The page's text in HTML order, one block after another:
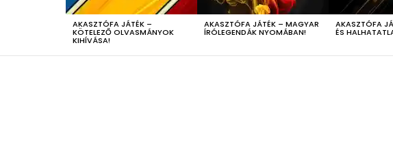
AKASZTÓFA JÁTÉK –
KÖTELEZŐ OLVASMÁNYOK
KIHÍVÁSA!
AKASZTÓFA JÁTÉK – MAGYAR
ÍRÓLEGENDÁK NYOMÁBAN!
AKASZTÓFA
ÉS